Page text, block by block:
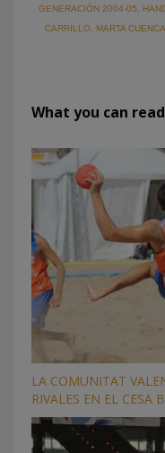
GENERACIÓN 2004-05
CARRILLO
MARTA CUENCA
What you can
LA COMUNITAT
RIVALES EN EL CESA